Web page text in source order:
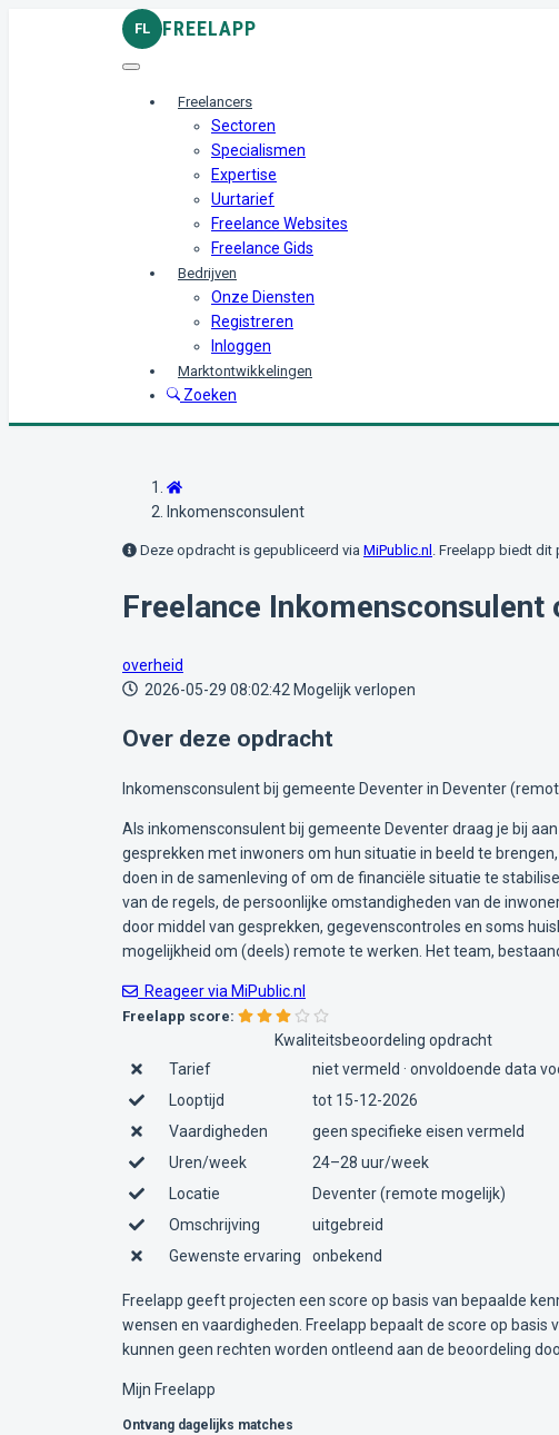
FL FREELAPP
Freelancers
Sectoren
Specialismen
Expertise
Uurtarief
Freelance Websites
Freelance Gids
Bedrijven
Onze Diensten
Registreren
Inloggen
Marktontwikkelingen
Zoeken
Inkomensconsulent
Deze opdracht is gepubliceerd via MiPublic.nl . Freelapp biedt dit
Freelance Inkomensconsulent
overheid
2026-05-29 08:02:42 Mogelijk verlopen
Over deze opdracht
Inkomensconsulent bij gemeente Deventer in Deventer
Als inkomensconsulent bij gemeente Deventer draag je bij
gesprekken met inwoners om hun situatie in beeld te
doen in de samenleving of om de financiële situatie te
van de regels, de persoonlijke omstandigheden van de
door middel van gesprekken, gegevenscontroles en soms
mogelijkheid om (deels) remote te werken. Het team,
Reageer via MiPublic.nl
Freelapp score:
Kwaliteitsbeoordeling opdracht
Tarief
niet vermeld · onvoldoende data
Looptijd
tot 15-12-2026
Vaardigheden
geen specifieke eisen vermeld
Uren/week
24–28 uur/week
Locatie
Deventer (remote mogelijk)
Omschrijving
uitgebreid
Gewenste ervaring
onbekend
Freelapp geeft projecten een score op basis van bepaalde
wensen en vaardigheden. Freelapp bepaalt de score op
kunnen geen rechten worden ontleend aan de beoordeling
Mijn Freelapp
Ontvang dagelijks matches